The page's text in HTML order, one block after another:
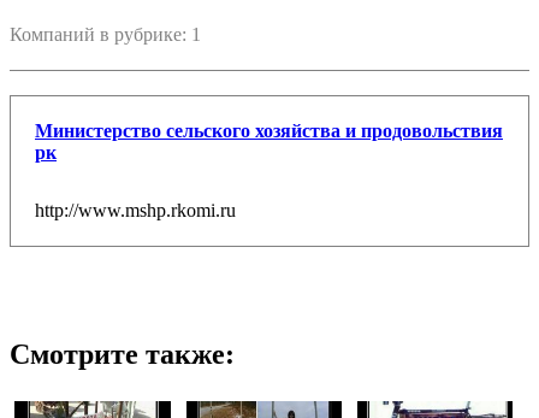
Компаний в рубрике: 1
Министерство сельского хозяйства и продовольствия
рк
http://www.mshp.rkomi.ru
Смотрите также: